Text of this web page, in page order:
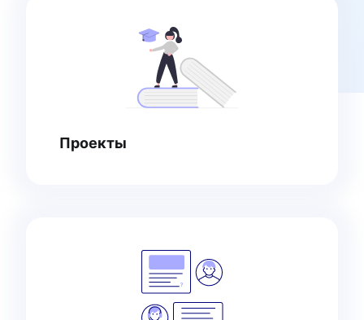
Проекты